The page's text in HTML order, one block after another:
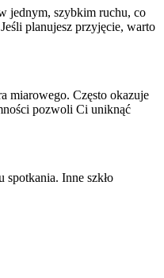
jednym, szybkim ruchu, co
planujesz przyjęcie, warto
miarowego. Często okazuje
pozwoli Ci uniknąć
Inne szkło